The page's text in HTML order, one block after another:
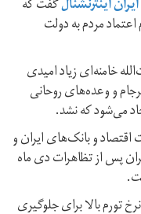
اینترنشنالگفت که
مردم به دولت
خامنه‌ای زیاد امیدی
و وعده‌های روحانی
می‌شود که نشد.
و بانک‌های ایران و
پس از تظاهرات دی‌ ماه
تورم بالا برای جلوگیری